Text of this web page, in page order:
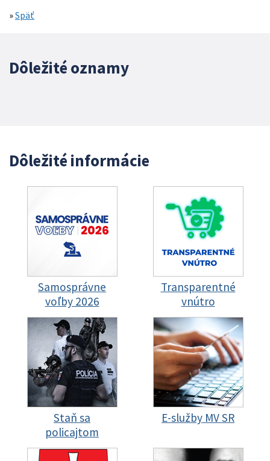
»Späť
Dôležité oznamy
Dôležité informácie
Samosprávne
voľby 2026
Transparentné
vnútro
Staň sa
policajtom
E-služby MV SR